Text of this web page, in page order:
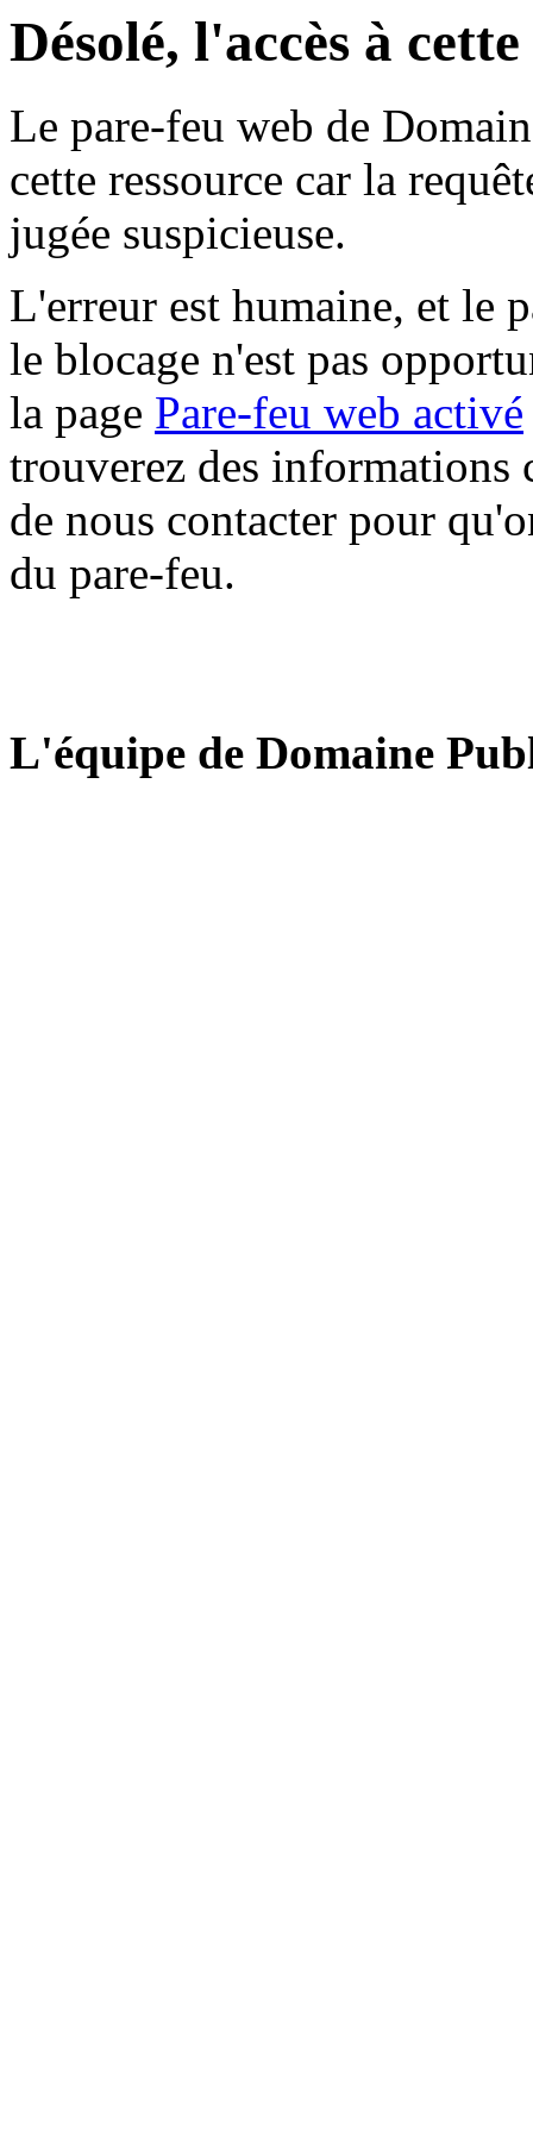
Désolé, l'accès à
Le pare-feu web de
cette ressource car la
jugée suspicieuse.
L'erreur est humaine, et le
le blocage n'est pas
la page Pare-feu web activé
trouverez des informations
de nous contacter pour
du pare-feu.
L'équipe de Domaine